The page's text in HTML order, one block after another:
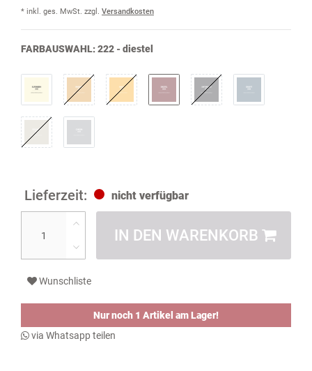
* inkl. ges. MwSt. zzgl. Versandkosten
FARBAUSWAHL:222 - diestel
nicht verfügbar
IN DEN WARENKORB
Wunschliste
Nur noch 1 Artikel am Lager!
via Whatsapp teilen